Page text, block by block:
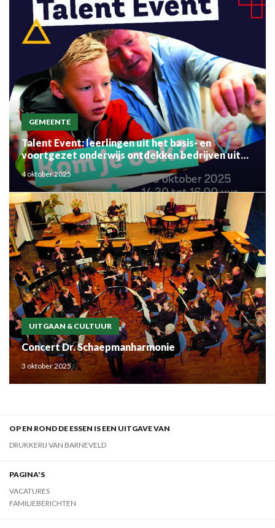
GEMEENTE
Talent Event: leerlingen uit het basis- en
voortgezet onderwijs ontdekken bedrijven uit
de regio
4 oktober 2025
UITGAAN & CULTUUR
Concert Dr. Schaepmanharmonie
3 oktober 2025
OP EN ROND DE ESSEN IS EEN UITGAVE VAN
DRUKKERIJ VAN BARNEVELD
PAGINA'S
VACATURES
FAMILIEBERICHTEN